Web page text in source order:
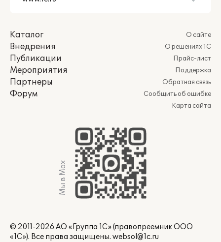
Каталог
Внедрения
Публикации
Мероприятия
Партнеры
Форум
О сайте
О решениях 1С
Прайс-лист
Поддержка
Обратная связь
Сообщить об ошибке
Карта сайта
Мы в Max
© 2011-2026 АО «Группа 1С» (правопреемник ООО
«1С»). Все права защищены. websol@1c.ru